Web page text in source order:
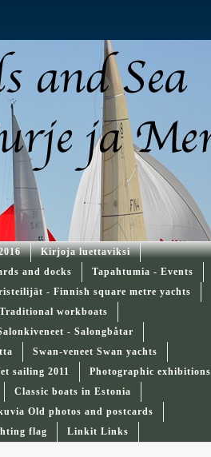
Kirjoja luettaviksi
and docks
Tapahtumia - Events
- Finnish square metre yachts
workboats
- Salongbåtar
Swan-veneet Swan yachts
sailing 2011
Photographic exhibitions
Classic boats in Estonia
Old photos and postcards
flag Linkit Links